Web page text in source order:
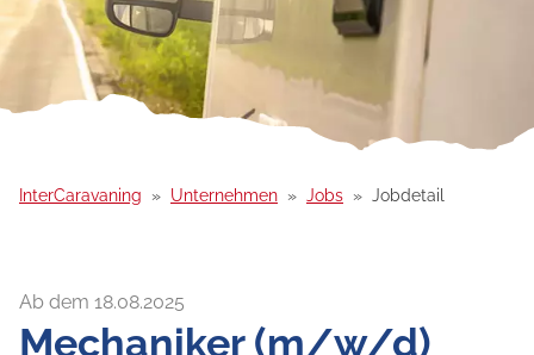
InterCaravaning Unternehmen Jobs Jobdetail
Ab dem 18.08.2025
Mechaniker (m/w/d)